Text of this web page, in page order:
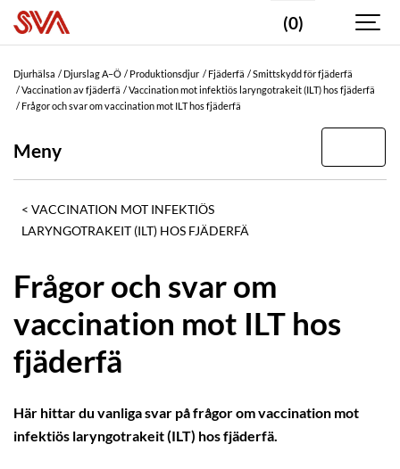
(0)
Djurhälsa Djurslag A–Ö Produktionsdjur Fjäderfä
Smittskydd för fjäderfä
Vaccination av fjäderfä
Vaccination mot infektiös laryngotrakeit (ILT) hos fjäderfä
Frågor och svar om vaccination mot ILT hos fjäderfä
Meny
VACCINATION MOT INFEKTIÖS
LARYNGOTRAKEIT (ILT) HOS FJÄDERFÄ
Frågor och svar om
vaccination mot ILT hos
fjäderfä
Här hittar du vanliga svar på frågor om vaccination mot
infektiös laryngotrakeit (ILT) hos fjäderfä.